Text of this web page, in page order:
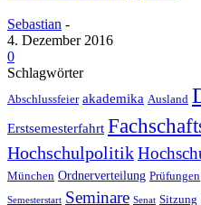
Sebastian -
4. Dezember 2016
0
Schlagwörter
Abschlussfeier akademika Ausland
Erstsemesterfahrt
Hochschulpolitik
München Ordnerverteilung Prüfungen
Semesterstart Seminare Senat Sitzung